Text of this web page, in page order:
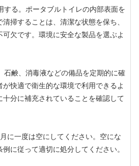
する。ポータブルトイレの内部表面を
掃することは、清潔な状態を保ち、
欠です。環境に安全な製品を選ぶよ
石鹸、消毒液などの備品を定期的に確
快適で衛生的な環境で利用できるよ
十分に補充されていることを確認して
に一度は空にしてください。空にな
に従って適切に処分してください。